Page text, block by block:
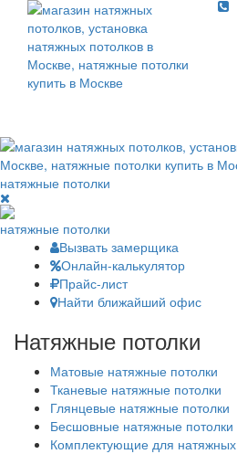
натяжные потолки
натяжные потолки
Вызвать замерщика
Онлайн-калькулятор
Прайс-лист
Найти ближайший офис
Натяжные потолки
Матовые натяжные потолки
Тканевые натяжные потолки
Глянцевые натяжные потолки
Бесшовные натяжные потолки
Комплектующие для натяжных